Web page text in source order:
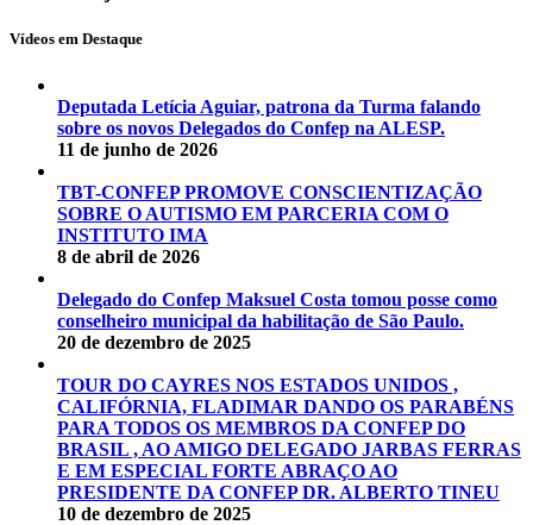
Vídeos em Destaque
Deputada Letícia Aguiar, patrona da Turma falando
sobre os novos Delegados do Confep na ALESP.
11 de junho de 2026
TBT-CONFEP PROMOVE CONSCIENTIZAÇÃO
SOBRE O AUTISMO EM PARCERIA COM O
INSTITUTO IMA
8 de abril de 2026
Delegado do Confep Maksuel Costa tomou posse como
conselheiro municipal da habilitação de São Paulo.
20 de dezembro de 2025
TOUR DO CAYRES NOS ESTADOS UNIDOS ,
CALIFÓRNIA, FLADIMAR DANDO OS PARABÉNS
PARA TODOS OS MEMBROS DA CONFEP DO
BRASIL , AO AMIGO DELEGADO JARBAS FERRAS
E EM ESPECIAL FORTE ABRAÇO AO
PRESIDENTE DA CONFEP DR. ALBERTO TINEU
10 de dezembro de 2025